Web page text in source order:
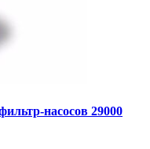
насосов 29000